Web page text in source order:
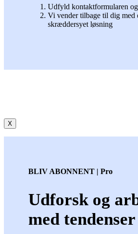
Udfyld kontaktformularen
Vi vender tilbage til dig med
skræddersyet løsning
X
BLIV ABONNENT | Pro
Udforsk og
med tendenser